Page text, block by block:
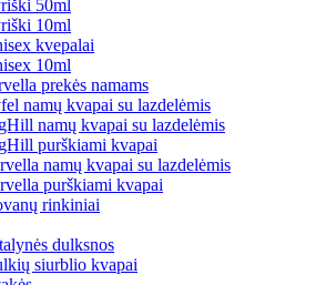
50ml
10ml
kvepalai
10ml
prekės namams
namų kvapai su lazdelėmis
namų kvapai su lazdelėmis
purškiami kvapai
namų kvapai su lazdelėmis
purškiami kvapai
rinkiniai
dulksnos
siurblio kvapai